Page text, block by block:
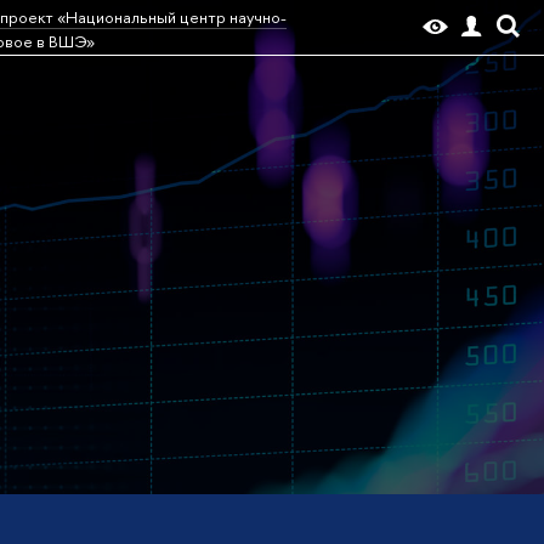
«Национальный центр научно-
в ВШЭ»